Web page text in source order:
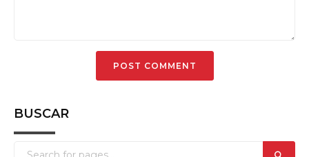
BUSCAR